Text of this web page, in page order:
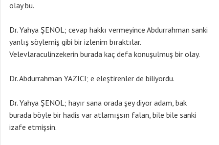
olay bu.
Dr. Yahya ŞENOL; cevap hakkı vermeyince Abdurrahman sanki
yanlış söylemiş gibi bir izlenim bıraktılar.
Velevlaraculinzekerin burada kaç defa konuşulmuş bir olay.
Dr. Abdurrahman YAZICI; e eleştirenler de biliyordu.
Dr. Yahya ŞENOL; hayır sana orada şey diyor adam, bak
burada böyle bir hadis var atlamışsın falan, bile bile sanki
izafe etmişsin.